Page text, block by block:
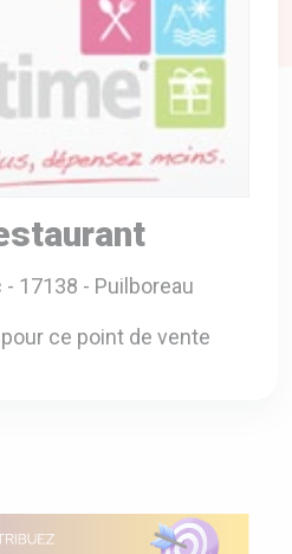
17138 - Puilboreau
ce point de vente